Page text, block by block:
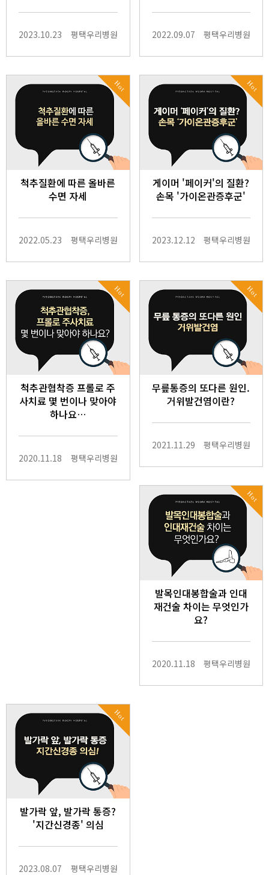
2023.10.23 평택우리병원 2022.09.07 평택우리병원
Hot
척추질환에 따른 올바른
수면 자세
2022.05.23 평택우리병원
Hot
게이머 '페이커'의 질환?
손목 '가이온관증후군'
2023.12.12 평택우리병원
Hot
척추관협착증 프롤로 주
사치료 몇 번이나 맞아야
하나요…
2020.11.18 평택우리병원
Hot
무릎통증의 또다른 원인.
거위발건염이란?
2021.11.29 평택우리병원
Hot
발목인대봉합술과 인대
재건술 차이는 무엇인가
요?
2020.11.18 평택우리병원
Hot
발가락 앞, 발가락 통증?
'지간신경종' 의심
2023.08.07 평택우리병원